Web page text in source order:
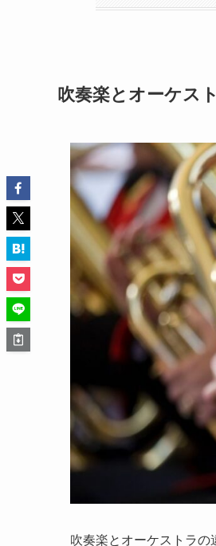
吹奏楽とオーケス
吹奏楽とオーケストラの